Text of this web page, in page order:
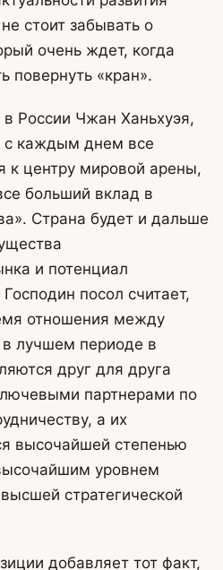
стоит забывать о
очень ждет, когда
повернуть «кран».
России Чжан Ханьхуэя,
с каждым днем все
к центру мировой арены,
больший вклад в
Страна будет и дальше
и потенциал
посол считает,
отношения между
лучшем периоде в
друг для друга
партнерами по
а их
высочайшей степенью
уровнем
стратегической
добавляет тот факт,